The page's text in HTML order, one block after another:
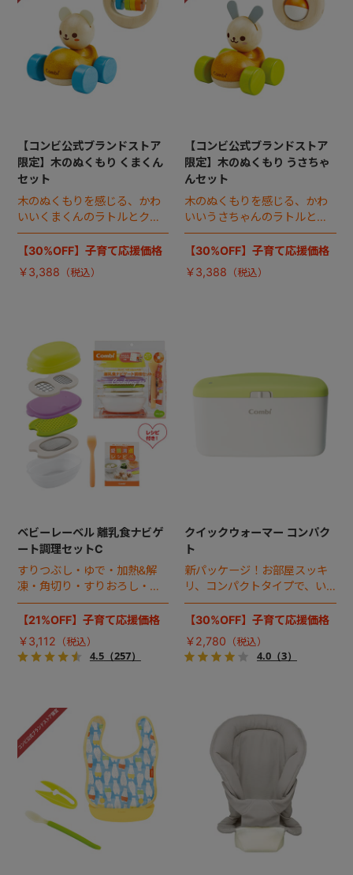
【コンビ公式ブランドストア
限定】木のぬくもり くまくん
セット
木のぬくもりを感じる、かわ
いいくまくんのラトルとクル
マのお得なセット。
【30%OFF】子育て応援価格
￥3,388
【コンビ公式ブランドストア
限定】木のぬくもり うさちゃ
んセット
木のぬくもりを感じる、かわ
いいうさちゃんのラトルとク
ルマのお得なセット。
【30%OFF】子育て応援価格
￥3,388
ベビーレーベル 離乳食ナビゲ
ート調理セットC
すりつぶし・ゆで・加熱&解
凍・角切り・すりおろし・裏
ごしなど、赤ちゃんの成長に
合わせた離乳食づくりがこれ
付き。
【21%OFF】子育て応援価格
￥3,112
4.5（257）
クイックウォーマー コンパク
ト
新パッケージ！お部屋スッキ
リ、コンパクトタイプで、い
つでもあったかおしりふき。
【30%OFF】子育て応援価格
￥2,780
4.0（3）